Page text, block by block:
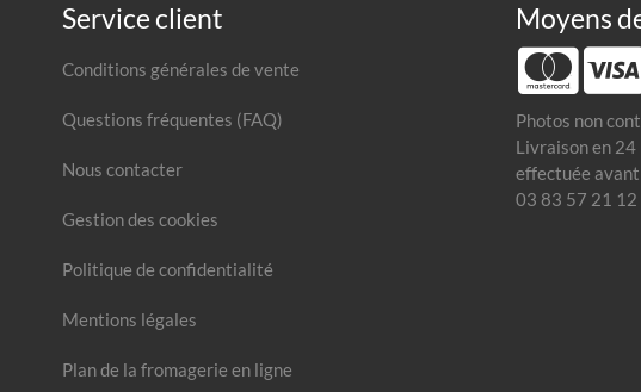
Service client
Conditions générales de vente
Questions fréquentes (FAQ)
Nous contacter
Gestion des cookies
Politique de confidentialité
Mentions légales
Plan de la fromagerie en ligne
Moyens
Photos non
Livraison en 24
effectuée
03 83 57 21 12